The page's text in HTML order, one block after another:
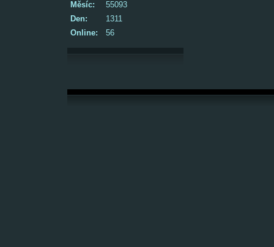
Online: 56
Měsíc:
55093
Den:
1311